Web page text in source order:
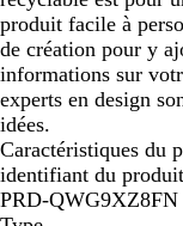
produit facile à
de création pour y
informations sur
experts en design
idées.
Caractéristiques du
identifiant du produit
PRD-QWG9XZ8FN